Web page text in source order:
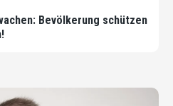
Bevölkerung schützen